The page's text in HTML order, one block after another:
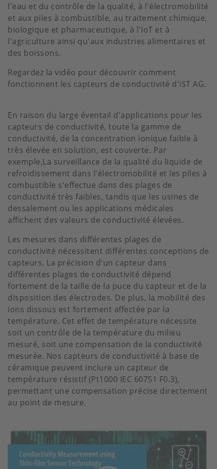
l'eau et du contrôle de la qualité, à l'électromobilité
et aux piles à combustible, au traitement chimique,
biologique et pharmaceutique, à l'IoT et à
l'agriculture ainsi qu'aux industries alimentaires et
des boissons.
Regardez la vidéo pour découvrir comment
fonctionnent les capteurs de conductivité d'iST AG.
En raison du large éventail d'applications pour les
capteurs de conductivité, toute la gamme de
conductivité, de la concentration ionique faible à
très élevée en solution, est couverte. Par
exemple,La surveillance de la qualité du liquide de
refroidissement dans l'électromobilité et les piles à
combustible s'effectue dans des plages de
conductivité très faibles, tandis que les usines de
dessalement ou les applications médicales
affichent des valeurs de conductivité élevées.
Les mesures dans différentes plages de
conductivité nécessitent différentes conceptions de
capteurs. La précision d'un capteur dans
différentes plages de conductivité dépend
fortement de la taille de la puce du capteur et de la
disposition des électrodes. De plus, la mobilité des
ions dissous est fortement affectée par la
température. Cet effet de température nécessite
soit un contrôle de la température du milieu
mesuré, soit une compensation de la conductivité
mesurée. Nos capteurs de conductivité à base de
céramique peuvent inclure un capteur de
température résistif (Pt1000 IEC 60751 F0.3),
permettant une compensation précise directement
au point de mesure.